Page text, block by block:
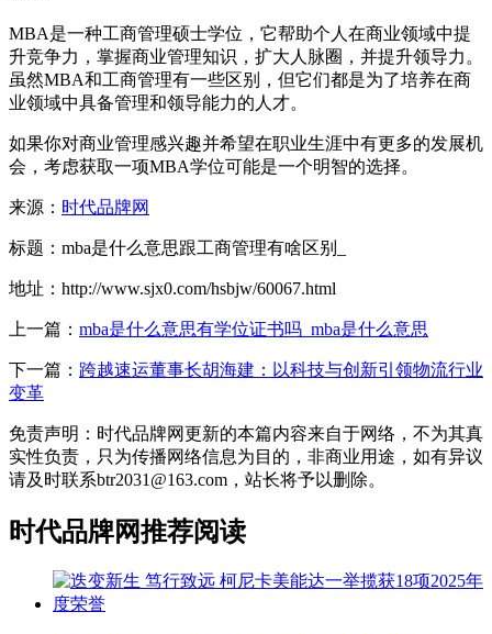
MBA是一种工商管理硕士学位，它帮助个人在商业领域中提
升竞争力，掌握商业管理知识，扩大人脉圈，并提升领导力。
虽然MBA和工商管理有一些区别，但它们都是为了培养在商
业领域中具备管理和领导能力的人才。
如果你对商业管理感兴趣并希望在职业生涯中有更多的发展机
会，考虑获取一项MBA学位可能是一个明智的选择。
来源： 时代品牌网
标题：mba是什么意思跟工商管理有啥区别_
地址：http://www.sjx0.com/hsbjw/60067.html
上一篇： mba是什么意思有学位证书吗_mba是什么意思
下一篇： 跨越速运董事长胡海建：以科技与创新引领物流行业
变革
免责声明：时代品牌网更新的本篇内容来自于网络，不为其真
实性负责，只为传播网络信息为目的，非商业用途，如有异议
请及时联系btr2031@163.com，站长将予以删除。
时代品牌网推荐阅读